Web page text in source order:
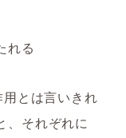
れる
用とは言いきれ
、それぞれに